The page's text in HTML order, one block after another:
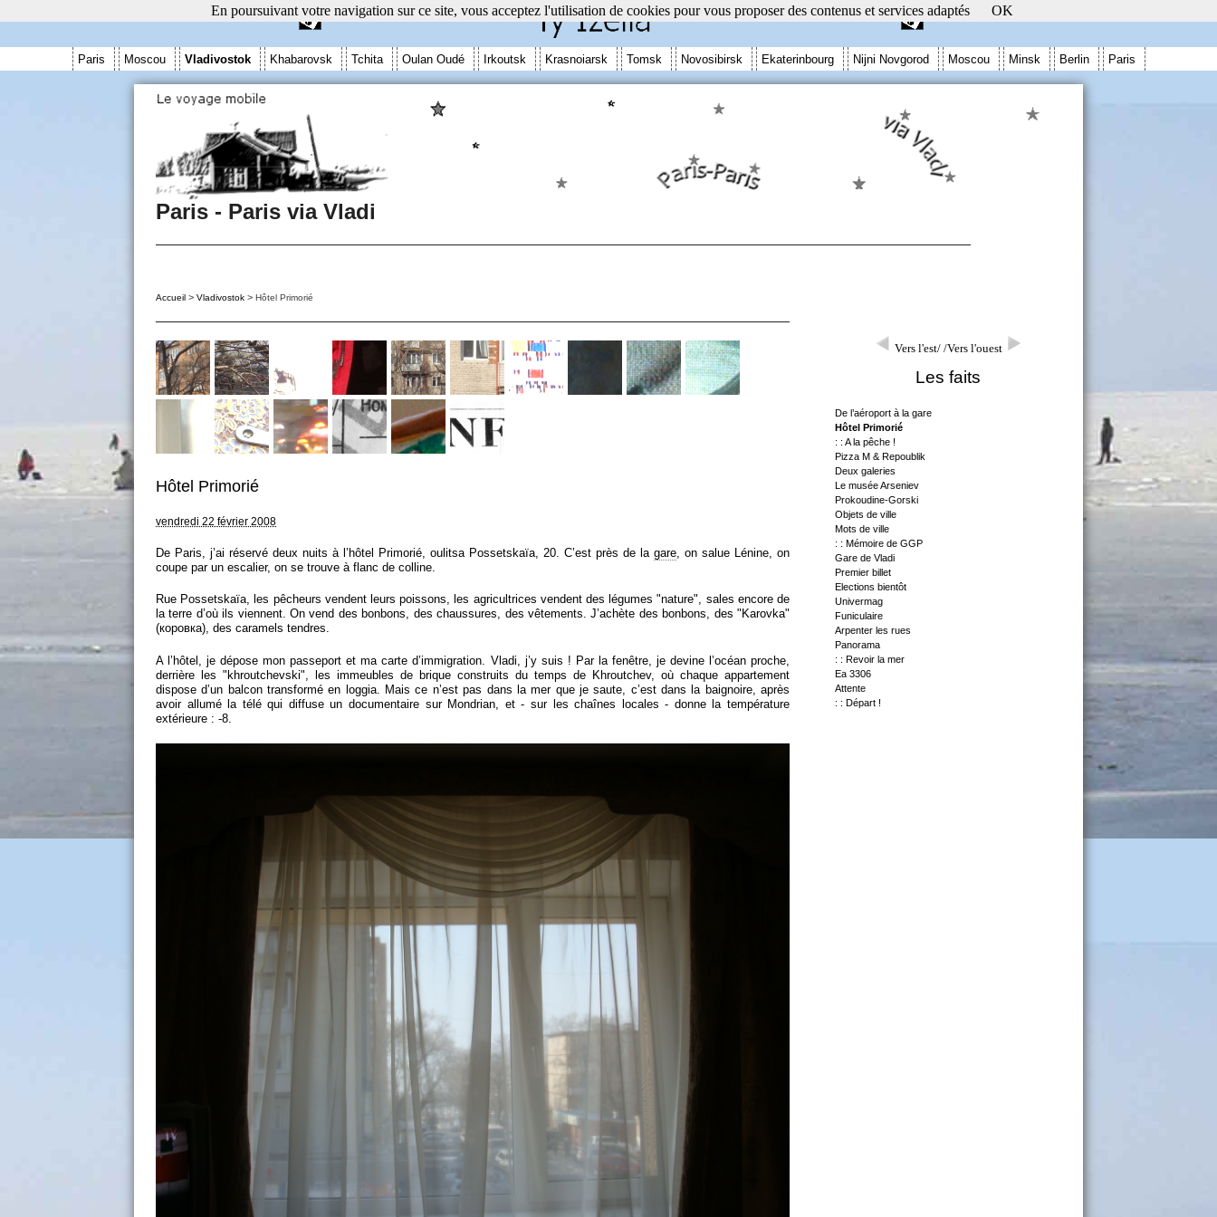
Paris Moscou Vladivostok Khabarovsk Tchita Oulan Oudé Irkoutsk Krasnoiarsk Tomsk Novosibirsk Ekaterinbourg Nijni Novgorod Moscou Minsk Berlin Paris
Paris - Paris via Vladi
Accueil > Vladivostok > Hôtel Primorié
Hôtel Primorié
vendredi 22 février 2008
De Paris, j’ai réservé deux nuits à l’hôtel Primorié, oulitsa Possetskaïa, 20. C’est près de la gare , on salue Lénine, on
coupe par un escalier, on se trouve à flanc de colline.
Rue Possetskaïa, les pêcheurs vendent leurs poissons, les agricultrices vendent des légumes "nature", sales encore de
la terre d’où ils viennent. On vend des bonbons, des chaussures, des vêtements. J’achète des bonbons, des "Karovka"
(коровка), des caramels tendres.
A l’hôtel, je dépose mon passeport et ma carte d’immigration. Vladi, j’y suis ! Par la fenêtre, je devine l’océan proche,
derrière les "khroutchevski", les immeubles de brique construits du temps de Khroutchev, où chaque appartement
dispose d’un balcon transformé en loggia. Mais ce n’est pas dans la mer que je saute, c’est dans la baignoire, après
avoir allumé la télé qui diffuse un documentaire sur Mondrian, et - sur les chaînes locales - donne la température
extérieure : -8.
Vers l'est/ /Vers l'ouest
Les faits
De l’aéroport à la gare
Hôtel Primorié
: : A la pêche !
Pizza M & Repoublik
Deux galeries
Le musée Arseniev
Prokoudine-Gorski
Objets de ville
Mots de ville
: : Mémoire de GGP
Gare de Vladi
Premier billet
Elections bientôt
Univermag
Funiculaire
Arpenter les rues
Panorama
: : Revoir la mer
Ea 3306
Attente
: : Départ !
En poursuivant votre navigation sur ce site, vous acceptez l'utilisation de cookies pour vous proposer des contenus et services adaptés OK